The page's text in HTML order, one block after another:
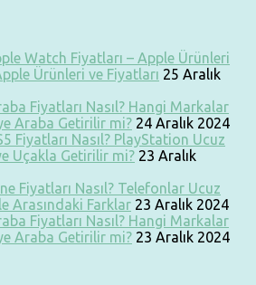
Watch Fiyatları – Apple Ürünleri
Ürünleri ve Fiyatları 25 Aralık
Fiyatları Nasıl? Hangi Markalar
Araba Getirilir mi? 24 Aralık 2024
Fiyatları Nasıl? PlayStation Ucuz
Uçakla Getirilir mi? 23 Aralık
Fiyatları Nasıl? Telefonlar Ucuz
Arasındaki Farklar 23 Aralık 2024
Fiyatları Nasıl? Hangi Markalar
Araba Getirilir mi? 23 Aralık 2024